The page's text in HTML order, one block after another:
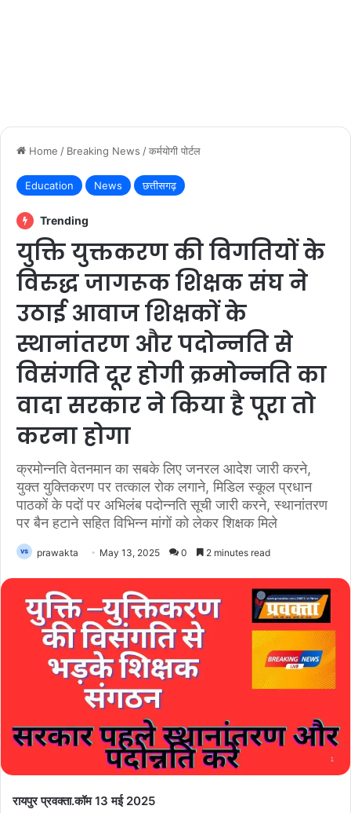
Home / Breaking News /कर्मयोगी पोर्टल
Education News छत्तीसगढ़
Trending
युक्ति युक्तकरण की विगतियों के
विरुद्ध जागरूक शिक्षक संघ ने
उठाई आवाज शिक्षकों के
स्थानांतरण और पदोन्नति से
विसंगति दूर होगी क्रमोन्नति का
वादा सरकार ने किया है पूरा तो
करना होगा
क्रमोन्नति वेतनमान का सबके लिए जनरल आदेश जारी करने,
युक्त युक्तिकरण पर तत्काल रोक लगाने, मिडिल स्कूल प्रधान
पाठकों के पदों पर अभिलंब पदोन्नति सूची जारी करने, स्थानांतरण
पर बैन हटाने सहित विभिन्न मांगों को लेकर शिक्षक मिले
prawakta May 13, 2025 0 2 minutes read
रायपुर प्रवक्ता.कॉम 13 मई 2025